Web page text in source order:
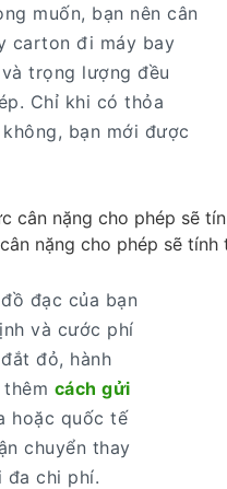
muốn, bạn nên cân
carton đi máy bay
trọng lượng đều
Chỉ khi có thỏa
bạn mới được
nặng cho phép sẽ tính
đạc của bạn
và cước phí
đỏ, hành
cách gửi
hoặc quốc tế
chuyển thay
đa chi phí.